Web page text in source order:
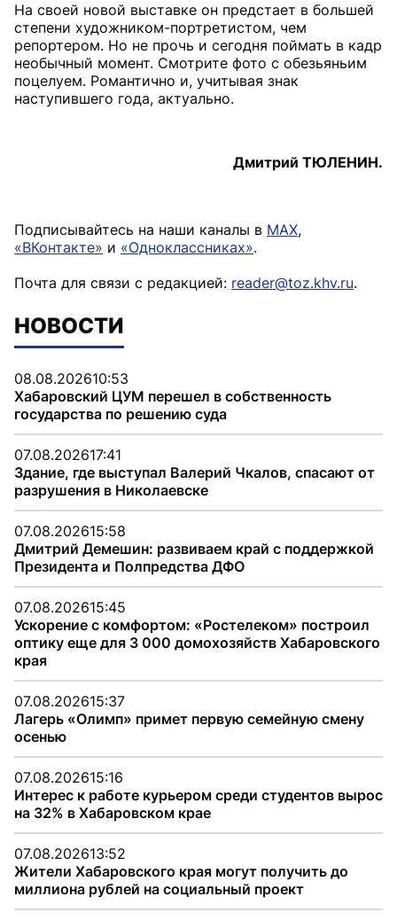
На своей новой выставке он предстает в большей
степени художником-портретистом, чем
репортером. Но не прочь и сегодня поймать в кадр
необычный момент. Смотрите фото с обезьяньим
поцелуем. Романтично и, учитывая знак
наступившего года, актуально.
Дмитрий ТЮЛЕНИН.
Подписывайтесь на наши каналы в MAX,
«ВКонтакте» и «Одноклассниках».
Почта для связи с редакцией: reader@toz.khv.ru.
НОВОСТИ
08.08.202610:53
Хабаровский ЦУМ перешел в собственность
государства по решению суда
07.08.202617:41
Здание, где выступал Валерий Чкалов, спасают от
разрушения в Николаевске
07.08.202615:58
Дмитрий Демешин: развиваем край с поддержкой
Президента и Полпредства ДФО
07.08.202615:45
Ускорение с комфортом: «Ростелеком» построил
оптику еще для 3 000 домохозяйств Хабаровского
края
07.08.202615:37
Лагерь «Олимп» примет первую семейную смену
осенью
07.08.202615:16
Интерес к работе курьером среди студентов вырос
на 32% в Хабаровском крае
07.08.202613:52
Жители Хабаровского края могут получить до
миллиона рублей на социальный проект